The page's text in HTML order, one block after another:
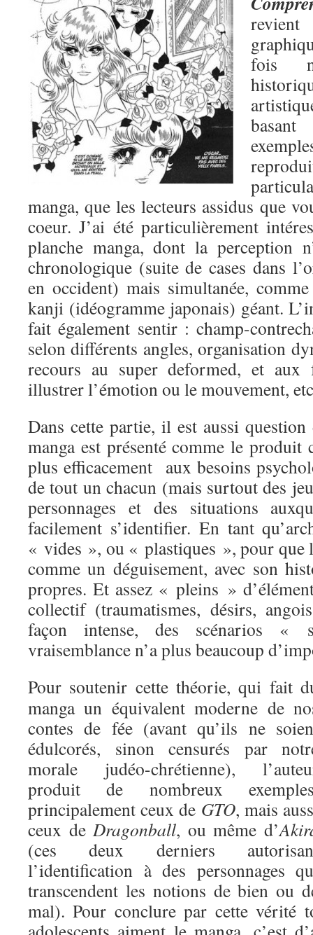
fois
manga, que les lecteurs assidus que
coeur. J’ai été particulièrement
planche manga, dont la perception
chronologique (suite de cases dans
en occident) mais simultanée,
kanji (idéogramme japonais) géant.
fait également sentir : champ-
selon différents angles, organisation
recours au super deformed, et aux
illustrer l’émotion ou le mouvement,
Dans cette partie, il est aussi
manga est présenté comme le
plus efficacement aux besoins
de tout un chacun (mais surtout des
personnages et des situations
facilement s’identifier. En tant
« vides », ou « plastiques », pour que
comme un déguisement, avec son
propres. Et assez « pleins »
collectif (traumatismes, désirs,
façon intense, des scénarios «
vraisemblance n’a plus beaucoup
Pour soutenir cette théorie, qui fait
manga un équivalent moderne de
contes de fée (avant qu’ils ne
édulcorés, sinon censurés par
morale judéo-chrétienne),
produit de nombreux
principalement ceux de GTO, mais
ceux deDragonball, ou même d’
(ces deux derniers
l’identification à des personnages
transcendent les notions de bien ou
mal). Pour conclure par cette vérité